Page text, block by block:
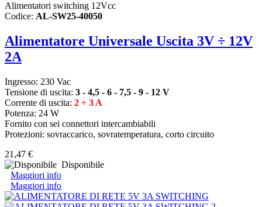
Alimentatori switching 12Vcc
Codice: AL-SW25-40050
Alimentatore Universale Uscita 3V ÷ 12V
2A
Ingresso: 230 Vac
Tensione di uscita: 3 - 4,5 - 6 - 7,5 - 9 - 12 V
Corrente di uscita: 2 ÷ 3 A
Potenza: 24 W
Fornito con sei connettori intercambiabili
Protezioni: sovraccarico, sovratemperatura, corto circuito
21,47 €
Disponibile
Maggiori info
Maggiori info